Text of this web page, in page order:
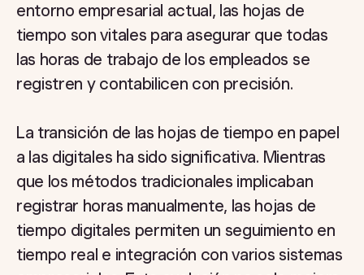
entorno empresarial actual, las hojas de
tiempo son vitales para asegurar que todas
las horas de trabajo de los empleados se
registren y contabilicen con precisión.
La transición de las hojas de tiempo en papel
a las digitales ha sido significativa. Mientras
que los métodos tradicionales implicaban
registrar horas manualmente, las hojas de
tiempo digitales permiten un seguimiento en
tiempo real e integración con varios sistemas